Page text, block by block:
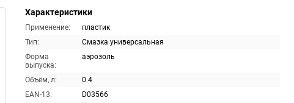
Характеристики
Применение:
пластик
Тип:
Смазка универсальная
Форма
выпуска:
аэрозоль
Объём, л:
0.4
EAN-13:
D03566